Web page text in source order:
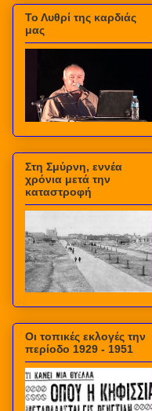
Το Λυθρί της καρδιάς
μας
Στη Σμύρνη, εννέα
χρόνια μετά την
καταστροφή
Οι τοπικές εκλογές την
περίοδο 1929 - 1951